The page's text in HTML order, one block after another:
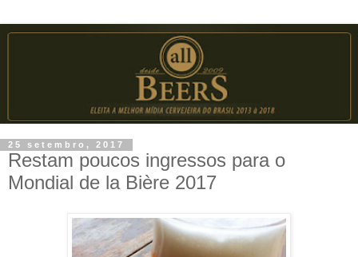
25 setembro, 2017
Restam poucos ingressos para o
Mondial de la Bière 2017